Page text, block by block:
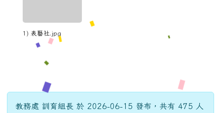
1) 表藝社.jpg
教務處 訓育組長 於 2026-06-15 發布，共有 475 人